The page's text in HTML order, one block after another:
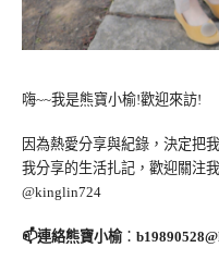
嗨~~我是熊寶小榆!歡迎來訪!
因為熱愛分享與紀錄，決定把
我分享的生活扎記，歡迎關注
@kinglin724
📫連絡熊寶小榆：